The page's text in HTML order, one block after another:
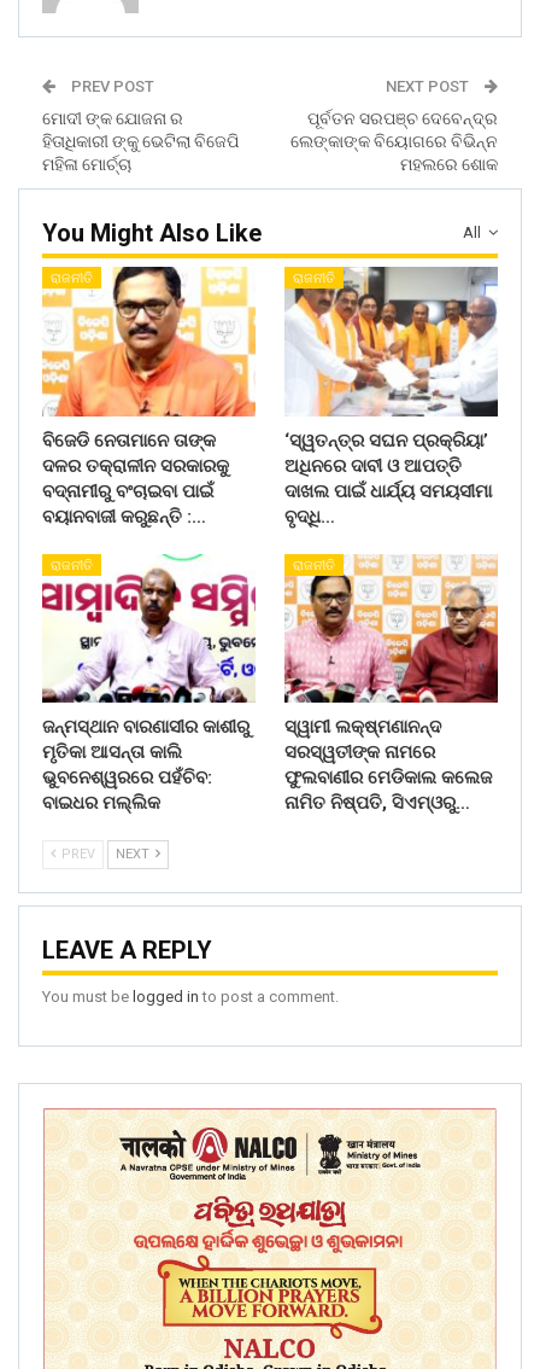
PREV POST
ମୋଦୀ ଙ୍କ ଯୋଜନା ର
ହିତାଧିକାରୀ ଙ୍କୁ ଭେଟିଲା ବିଜେପି
ମହିଳା ମୋର୍ଚ୍ଚା
NEXT POST
ପୂର୍ବତନ ସରପଞ୍ଚ ଦେବେନ୍ଦ୍ର
ଲେଙ୍କାଙ୍କ ବିୟୋଗରେ ବିଭିନ୍ନ
ମହଲରେ ଶୋକ
All
You Might Also Like
ରାଜନୀତି
ବିଜେଡି ନେତାମାନେ ତାଙ୍କ
ଦଳର ତକ୍ରାଳୀନ ସରକାରକୁ
ବଦ୍ନାମୀରୁ ବଂଚାଇବା ପାଇଁ
ବୟାନବାଜୀ କରୁଛନ୍ତି :…
ରାଜନୀତି
‘ସ୍ୱତନ୍ତ୍ର ସଘନ ପ୍ରକ୍ରିୟା’
ଅଧିନରେ ଦାବୀ ଓ ଆପତ୍ତି
ଦାଖଲ ପାଇଁ ଧାର୍ଯ୍ୟ ସମୟସୀମା
ବୃଦ୍ଧି…
ରାଜନୀତି
ଜନ୍ମସ୍ଥାନ ବାରଣାସୀର କାଶୀରୁ
ମୃତିକା ଆସନ୍ତା କାଲି
ଭୁବନେଶ୍ୱରରେ ପହଁଚିବ:
ବାଇଧର ମଲ୍ଲିକ
ରାଜନୀତି
ସ୍ୱାମୀ ଲକ୍ଷ୍ମଣାନନ୍ଦ
ସରସ୍ୱତୀଙ୍କ ନାମରେ
ଫୁଲବାଣୀର ମେଡିକାଲ କଲେଜ
ନାମିତ ନିଷ୍ପତି, ସିଏମ୍‌ଓରୁ…
PREV NEXT
LEAVE A REPLY
You must be logged in to post a comment.